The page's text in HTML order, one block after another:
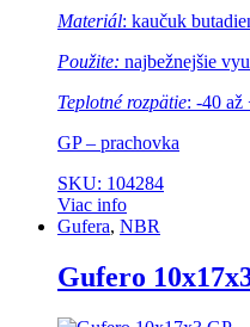
Materiál: kaučuk
Použite: najbežnejšie
Teplotné rozpätie: -40 až
GP – prachovka
SKU: 104284
Viac info
Gufera, NBR
Gufero